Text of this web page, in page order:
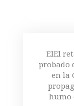
ElEl
probado
en la
humo